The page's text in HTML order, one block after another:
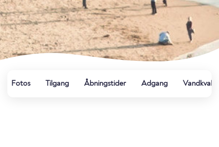
Fotos Tilgang Åbningstider Adgang